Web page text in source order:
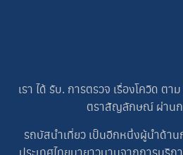
เรา ได้ รับ. การตรวจ เรื่องโควิด ตา
ตราสัญลักษณ์ ผ่านก
รถบัสนำเที่ยว เป็นอีกหนึ่งผู้นำด้าน